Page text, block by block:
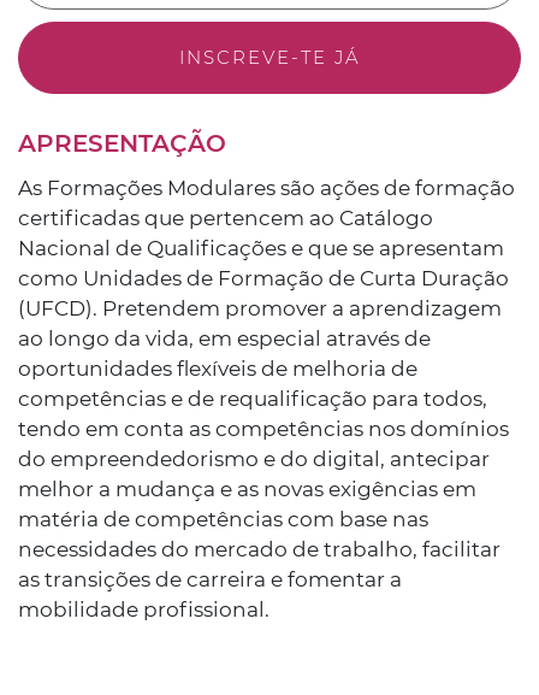
APRESENTAÇÃO
As Formações Modulares são ações de formação
certificadas que pertencem ao Catálogo
Nacional de Qualificações e que se apresentam
como Unidades de Formação de Curta Duração
(UFCD). Pretendem promover a aprendizagem
ao longo da vida, em especial através de
oportunidades flexíveis de melhoria de
competências e de requalificação para todos,
tendo em conta as competências nos domínios
do empreendedorismo e do digital, antecipar
melhor a mudança e as novas exigências em
matéria de competências com base nas
necessidades do mercado de trabalho, facilitar
as transições de carreira e fomentar a
mobilidade profissional.
INSCREVE-TE JÁ